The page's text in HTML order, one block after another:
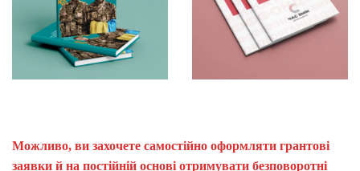
Можливо, ви захочете самостійно оформляти грантові
заявки й на постійній основі отримувати безповоротні